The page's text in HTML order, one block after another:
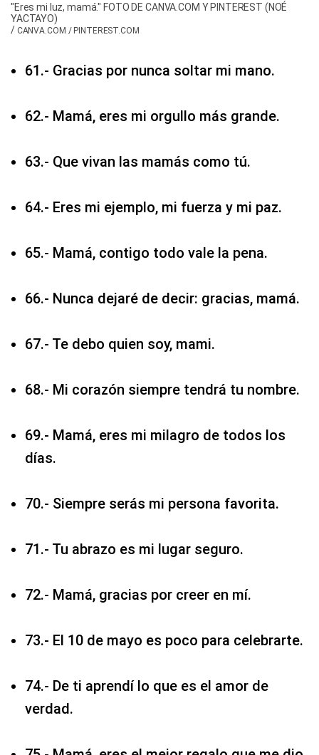
"Eres mi luz, mamá." FOTO DE CANVA.COM Y PINTEREST (NOÉ
YACTAYO)
/ CANVA.COM / PINTEREST.COM
61.- Gracias por nunca soltar mi mano.
62.- Mamá, eres mi orgullo más grande.
63.- Que vivan las mamás como tú.
64.- Eres mi ejemplo, mi fuerza y mi paz.
65.- Mamá, contigo todo vale la pena.
66.- Nunca dejaré de decir: gracias, mamá.
67.- Te debo quien soy, mami.
68.- Mi corazón siempre tendrá tu nombre.
69.- Mamá, eres mi milagro de todos los
días.
70.- Siempre serás mi persona favorita.
71.- Tu abrazo es mi lugar seguro.
72.- Mamá, gracias por creer en mí.
73.- El 10 de mayo es poco para celebrarte.
74.- De ti aprendí lo que es el amor de
verdad.